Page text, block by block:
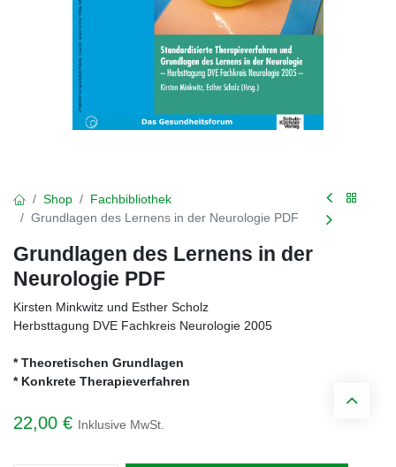
Shop
Fachbibliothek
Grundlagen des Lernens in der Neurologie PDF
Grundlagen des Lernens in der
Neurologie PDF
Kirsten Minkwitz und Esther Scholz
Herbsttagung DVE Fachkreis Neurologie 2005
* Theoretischen Grundlagen
* Konkrete Therapieverfahren
22,00 € Inklusive MwSt.